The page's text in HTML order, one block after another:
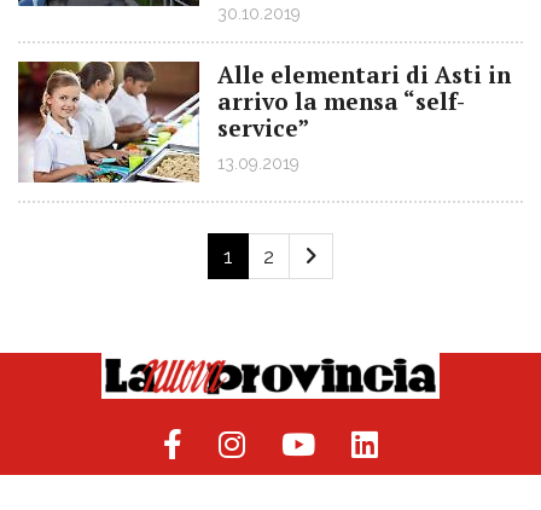
30.10.2019
Alle elementari di Asti in
arrivo la mensa “self-
service”
13.09.2019
1 2